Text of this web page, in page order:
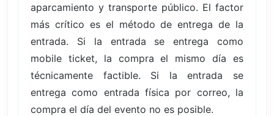
aparcamiento y transporte público. El factor
más crítico es el método de entrega de la
entrada. Si la entrada se entrega como
mobile ticket, la compra el mismo día es
técnicamente factible. Si la entrada se
entrega como entrada física por correo, la
compra el día del evento no es posible.